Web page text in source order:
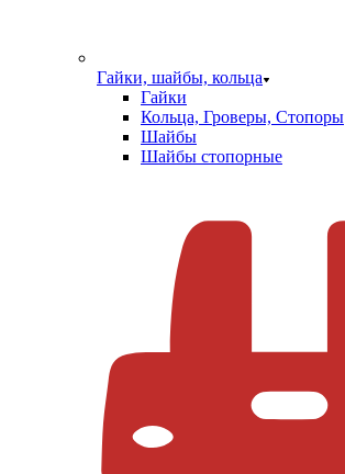
Гайки, шайбы, кольца
Гайки
Кольца, Гроверы, Стопоры
Шайбы
Шайбы стопорные